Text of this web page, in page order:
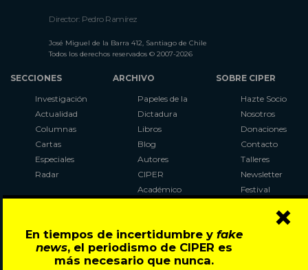
En tiempos de incertidumbre y fake
news, el periodismo de CIPER es
más necesario que nunca.
×
Director: Pedro Ramírez
José Miguel de la Barra 412, Santiago de Chile
Todos los derechos reservados © 2007-2026
SECCIONES
Investigación
Actualidad
Columnas
Cartas
Especiales
Radar
ARCHIVO
Papeles de la
Dictadura
Libros
Blog
Autores
CIPER
Académico
Al Plebiscito
con CIPER
SOBRE CIPER
Hazte Socio
Nosotros
Donaciones
Contacto
Talleres
Newsletter
Festival